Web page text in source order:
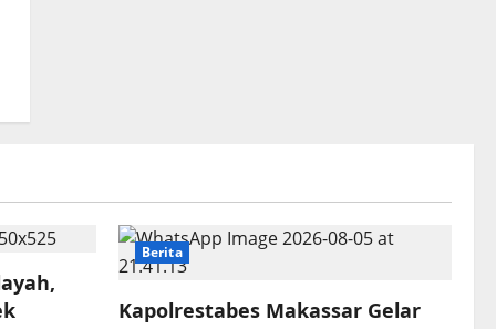
Berita
Kapolrestabes Makassar Gelar